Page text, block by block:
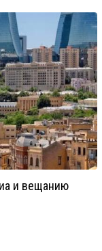
и вещанию